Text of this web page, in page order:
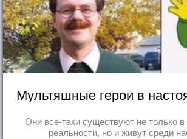
Мультяшные герои в
Они все-таки существуют не только
реальности, но и живут среди